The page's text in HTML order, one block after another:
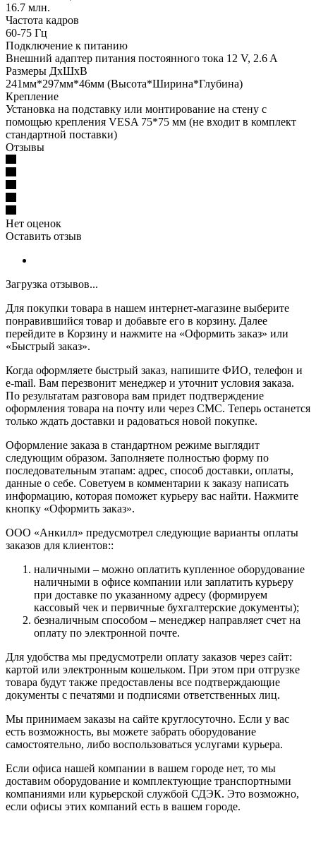
16.7 млн.
Частота кадров
60-75 Гц
Подключение к питанию
Внешний адаптер питания постоянного тока 12 V, 2.6 A
Размеры ДхШхВ
241мм*297мм*46мм (Высота*Ширина*Глубина)
Крепление
Установка на подставку или монтирование на стену с
помощью крепления VESA 75*75 мм (не входит в комплект
стандартной поставки)
Отзывы
Нет оценок
Оставить отзыв
Загрузка отзывов...
Для покупки товара в нашем интернет-магазине выберите
понравившийся товар и добавьте его в корзину. Далее
перейдите в Корзину и нажмите на «Оформить заказ» или
«Быстрый заказ».
Когда оформляете быстрый заказ, напишите ФИО, телефон и
e-mail. Вам перезвонит менеджер и уточнит условия заказа.
По результатам разговора вам придет подтверждение
оформления товара на почту или через СМС. Теперь останется
только ждать доставки и радоваться новой покупке.
Оформление заказа в стандартном режиме выглядит
следующим образом. Заполняете полностью форму по
последовательным этапам: адрес, способ доставки, оплаты,
данные о себе. Советуем в комментарии к заказу написать
информацию, которая поможет курьеру вас найти. Нажмите
кнопку «Оформить заказ».
ООО «Анкилл» предусмотрел следующие варианты оплаты
заказов для клиентов::
наличными – можно оплатить купленное оборудование
наличными в офисе компании или заплатить курьеру
при доставке по указанному адресу (формируем
кассовый чек и первичные бухгалтерские документы);
безналичным способом – менеджер направляет счет на
оплату по электронной почте.
Для удобства мы предусмотрели оплату заказов через сайт:
картой или электронным кошельком. При этом при отгрузке
товара будут также предоставлены все подтверждающие
документы с печатями и подписями ответственных лиц.
Мы принимаем заказы на сайте круглосуточно. Если у вас
есть возможность, вы можете забрать оборудование
самостоятельно, либо воспользоваться услугами курьера.
Если офиса нашей компании в вашем городе нет, то мы
доставим оборудование и комплектующие транспортными
компаниями или курьерской службой СДЭК. Это возможно,
если офисы этих компаний есть в вашем городе.